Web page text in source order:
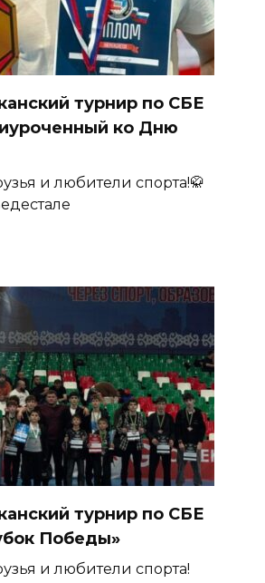
турнир по СБЕ
ко Дню
и любители спорта!🥋
турнир по СБЕ
Победы»
и любители спорта!